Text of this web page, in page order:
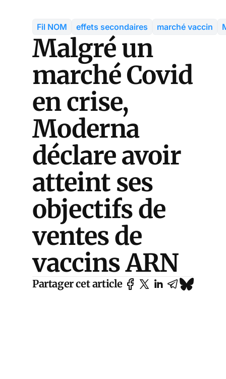
Fil NOM effets secondaires marché vaccin
Malgré un
marché Covid
en crise,
Moderna
déclare avoir
atteint ses
objectifs de
ventes de
vaccins ARN
Partager cet article